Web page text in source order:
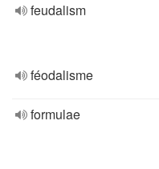
feudalism
féodalisme
formulae